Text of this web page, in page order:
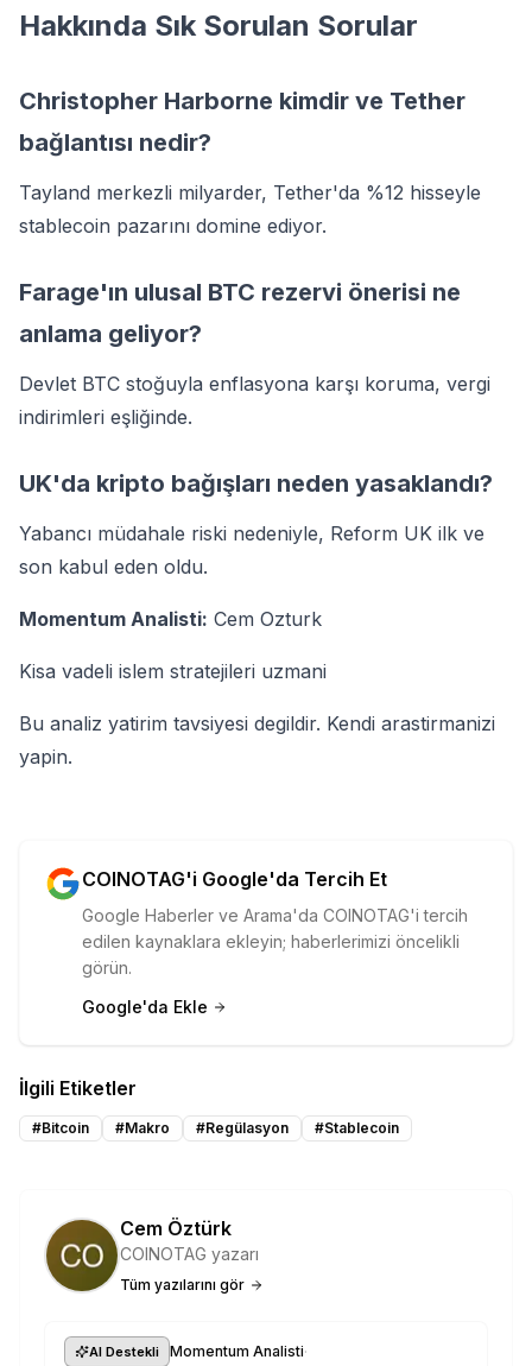
Hakkında Sık Sorulan Sorular
Christopher Harborne kimdir ve Tether
bağlantısı nedir?
Tayland merkezli milyarder, Tether'da %12 hisseyle
stablecoin pazarını domine ediyor.
Farage'ın ulusal BTC rezervi önerisi ne
anlama geliyor?
Devlet BTC stoğuyla enflasyona karşı koruma, vergi
indirimleri eşliğinde.
UK'da kripto bağışları neden yasaklandı?
Yabancı müdahale riski nedeniyle, Reform UK ilk ve
son kabul eden oldu.
Momentum Analisti: Cem Ozturk
Kisa vadeli islem stratejileri uzmani
Bu analiz yatirim tavsiyesi degildir. Kendi arastirmanizi
yapin.
COINOTAG'i Google'da Tercih Et
Google Haberler ve Arama'da COINOTAG'i tercih
edilen kaynaklara ekleyin; haberlerimizi öncelikli
görün.
Google'da Ekle
İlgili Etiketler
#Bitcoin #Makro #Regülasyon #Stablecoin
Cem Öztürk
COINOTAG yazarı
Tüm yazılarını gör
AI Destekli Momentum Analisti·